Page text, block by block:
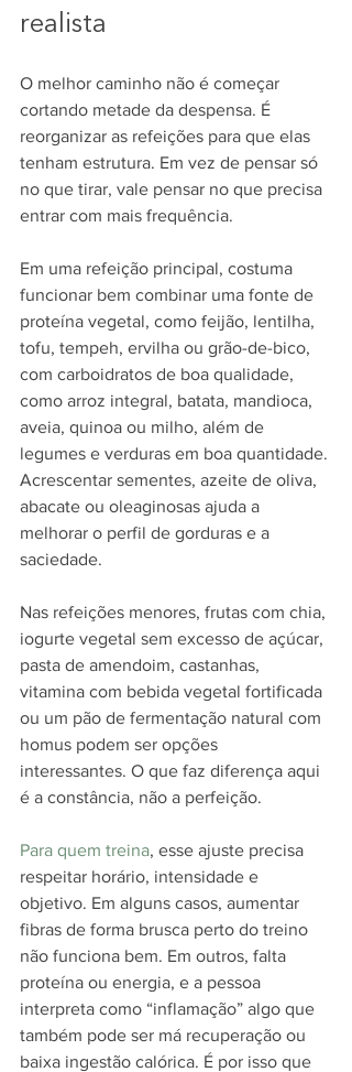
realista
O melhor caminho não é começar
cortando metade da despensa. É
reorganizar as refeições para que elas
tenham estrutura. Em vez de pensar só
no que tirar, vale pensar no que precisa
entrar com mais frequência.
Em uma refeição principal, costuma
funcionar bem combinar uma fonte de
proteína vegetal, como feijão, lentilha,
tofu, tempeh, ervilha ou grão-de-bico,
com carboidratos de boa qualidade,
como arroz integral, batata, mandioca,
aveia, quinoa ou milho, além de
legumes e verduras em boa quantidade.
Acrescentar sementes, azeite de oliva,
abacate ou oleaginosas ajuda a
melhorar o perfil de gorduras e a
saciedade.
Nas refeições menores, frutas com chia,
iogurte vegetal sem excesso de açúcar,
pasta de amendoim, castanhas,
vitamina com bebida vegetal fortificada
ou um pão de fermentação natural com
homus podem ser opções
interessantes. O que faz diferença aqui
é a constância, não a perfeição.
Para quem treina, esse ajuste precisa
respeitar horário, intensidade e
objetivo. Em alguns casos, aumentar
fibras de forma brusca perto do treino
não funciona bem. Em outros, falta
proteína ou energia, e a pessoa
interpreta como “inflamação” algo que
também pode ser má recuperação ou
baixa ingestão calórica. É por isso que